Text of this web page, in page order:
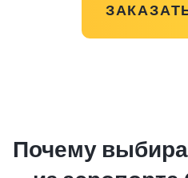
Почему